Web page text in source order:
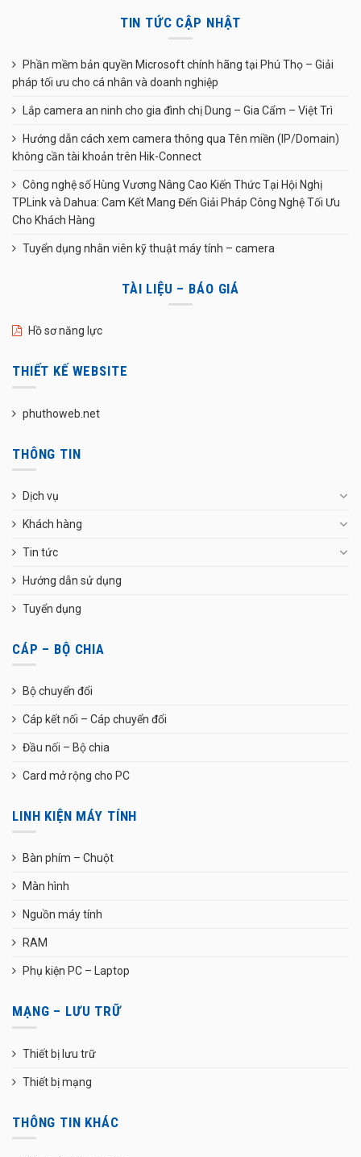
TIN TỨC CẬP NHẬT
Phần mềm bản quyền Microsoft chính hãng tại Phú Thọ – Giải
pháp tối ưu cho cá nhân và doanh nghiệp
Lắp camera an ninh cho gia đình chị Dung – Gia Cẩm – Việt Trì
Hướng dẫn cách xem camera thông qua Tên miền (IP/Domain)
không cần tài khoản trên Hik-Connect
Công nghệ số Hùng Vương Nâng Cao Kiến Thức Tại Hội Nghị
TPLink và Dahua: Cam Kết Mang Đến Giải Pháp Công Nghệ Tối Ưu
Cho Khách Hàng
Tuyển dụng nhân viên kỹ thuật máy tính – camera
TÀI LIỆU – BÁO GIÁ
Hồ sơ năng lực
THIẾT KẾ WEBSITE
phuthoweb.net
THÔNG TIN
Dịch vụ
Khách hàng
Tin tức
Hướng dẫn sử dụng
Tuyển dụng
CÁP – BỘ CHIA
Bộ chuyển đổi
Cáp kết nối – Cáp chuyển đổi
Đầu nối – Bộ chia
Card mở rộng cho PC
LINH KIỆN MÁY TÍNH
Bàn phím – Chuột
Màn hình
Nguồn máy tính
RAM
Phụ kiện PC – Laptop
MẠNG – LƯU TRỮ
Thiết bị lưu trữ
Thiết bị mạng
THÔNG TIN KHÁC